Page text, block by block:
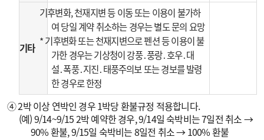
기타
기후변화, 천재지변 등 이동 또는 이용이 불가하
여 당일 계약 취소하는 경우는 별도 문의 요망
* 기후변화 또는 천재지변으로 펜션 등 이용이 불
가한 경우는 기상청이 강풍․풍랑․호우․대
설․폭풍․지진․태풍주의보 또는 경보를 발령
한 경우로 한정
④ 2박 이상 연박인 경우 1박당 환불규정 적용합니다.
(예) 9/14~9/15 2박 예약한 경우, 9/14일 숙박비는 7일전 취소 →
90% 환불, 9/15일 숙박비는 8일전 취소 → 100% 환불